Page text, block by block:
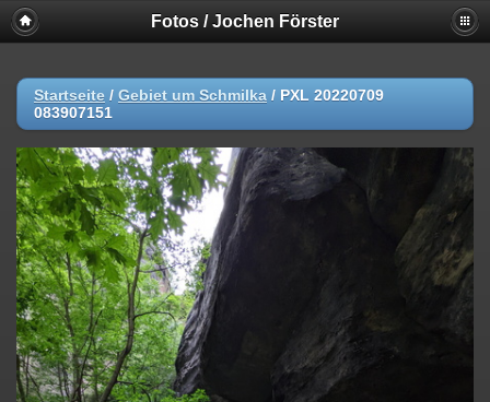
Fotos / Jochen Förster
Startseite / Gebiet um Schmilka / PXL 20220709
083907151